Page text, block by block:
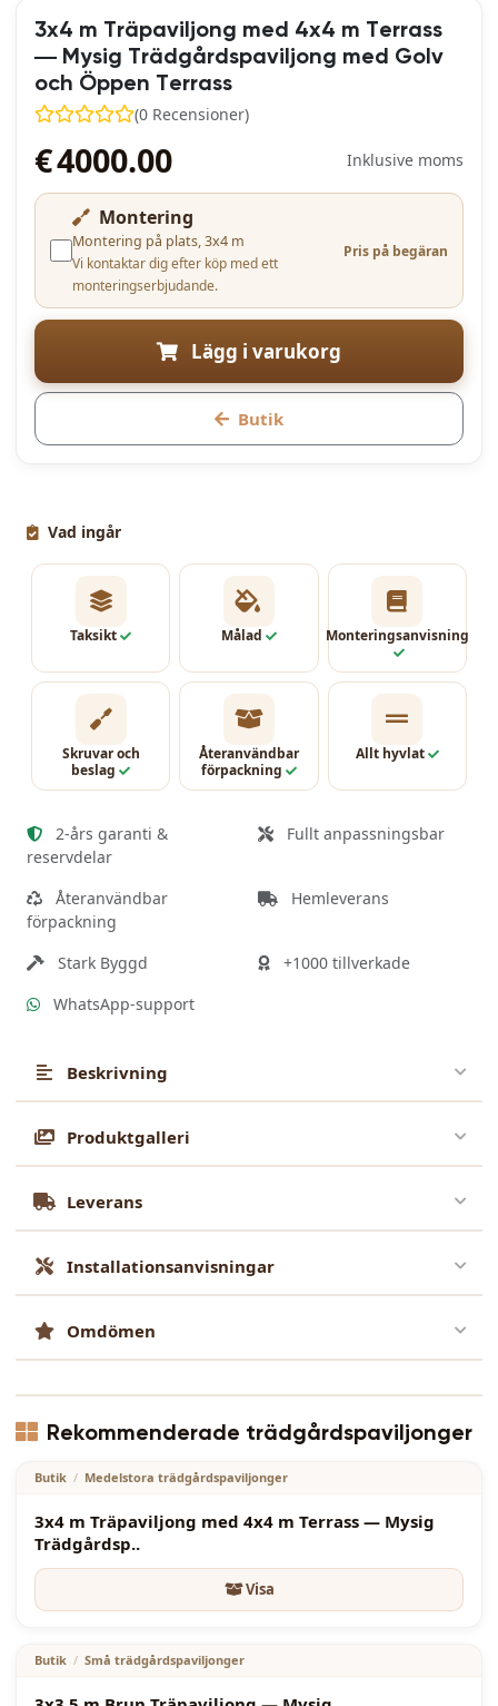
3x4 m Träpaviljong med 4x4 m Terrass
— Mysig Trädgårdspaviljong med Golv
och Öppen Terrass
(0 Recensioner)
€4000.00 Inklusive moms
Montering
Montering på plats, 3x4 m
Vi kontaktar dig efter köp med ett
monteringserbjudande.
Pris på begäran
Lägg i varukorg
Butik
Vad ingår
Taksikt Målad Monteringsanvisning
Skruvar och
beslag
Återanvändbar
förpackning
Allt hyvlat
2-års garanti &
reservdelar
Fullt anpassningsbar
Återanvändbar
förpackning
Hemleverans
Stark Byggd
+1000 tillverkade
WhatsApp-support
Beskrivning
Produktgalleri
Leverans
Installationsanvisningar
Omdömen
Rekommenderade trädgårdspaviljonger
€4000.00
Butik / Medelstora trädgårdspaviljonger
3x4 m Träpaviljong med 4x4 m Terrass — Mysig
Trädgårdsp..
Visa
€2700.00
Butik / Små trädgårdspaviljonger